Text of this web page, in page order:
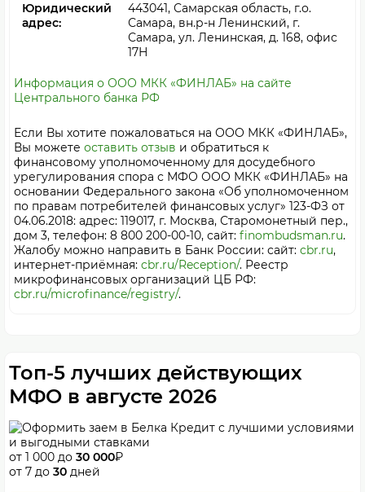
Юридический
адрес:
443041, Самарская область, г.о.
Самара, вн.р-н Ленинский, г.
Самара, ул. Ленинская, д. 168, офис
17Н
Информация о ООО МКК «ФИНЛАБ» на сайте
Центрального банка РФ
Если Вы хотите пожаловаться на ООО МКК «ФИНЛАБ»,
Вы можете оставить отзыв и обратиться к
финансовому уполномоченному для досудебного
урегулирования спора с МФО ООО МКК «ФИНЛАБ» на
основании Федерального закона «Об уполномоченном
по правам потребителей финансовых услуг» 123-ФЗ от
04.06.2018: адрес: 119017, г. Москва, Старомонетный пер.,
дом 3, телефон: 8 800 200-00-10, сайт: finombudsman.ru.
Жалобу можно направить в Банк России: сайт: cbr.ru,
интернет-приёмная: cbr.ru/Reception/. Реестр
микрофинансовых организаций ЦБ РФ:
cbr.ru/microfinance/registry/.
Топ-5 лучших действующих
МФО в августе 2026
от 1 000 до 30 000₽
от 7 до 30 дней